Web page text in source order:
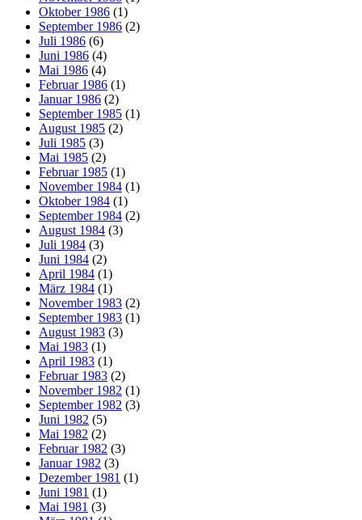
Oktober 1986 (1)
September 1986 (2)
Juli 1986 (6)
Juni 1986 (4)
Mai 1986 (4)
Februar 1986 (1)
Januar 1986 (2)
September 1985 (1)
August 1985 (2)
Juli 1985 (3)
Mai 1985 (2)
Februar 1985 (1)
November 1984 (1)
Oktober 1984 (1)
September 1984 (2)
August 1984 (3)
Juli 1984 (3)
Juni 1984 (2)
April 1984 (1)
März 1984 (1)
November 1983 (2)
September 1983 (1)
August 1983 (3)
Mai 1983 (1)
April 1983 (1)
Februar 1983 (2)
November 1982 (1)
September 1982 (3)
Juni 1982 (5)
Mai 1982 (2)
Februar 1982 (3)
Januar 1982 (3)
Dezember 1981 (1)
Juni 1981 (1)
Mai 1981 (3)